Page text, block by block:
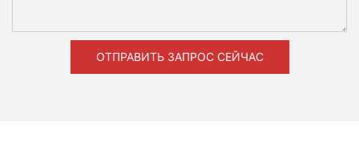
ОТПРАВИТЬ ЗАПРОС СЕЙЧАС